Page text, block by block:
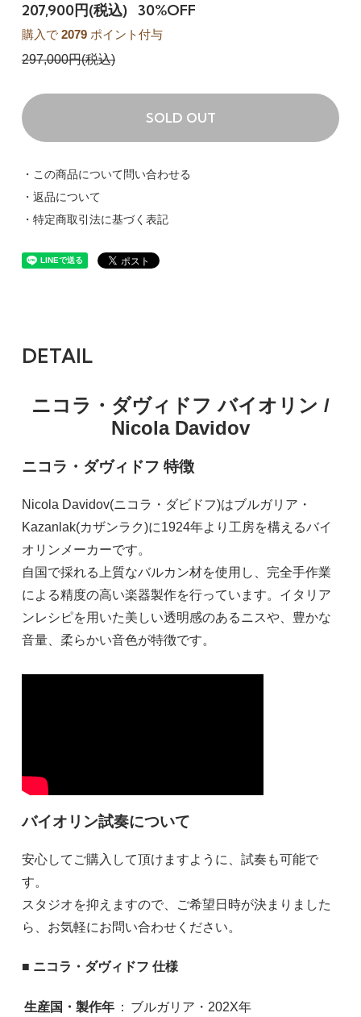
207,900円(税込) 30%OFF
購入で 2079ポイント付与
297,000円(税込)
SOLD OUT
・この商品について問い合わせる
・返品について
・特定商取引法に基づく表記
DETAIL
ニコラ・ダヴィドフ バイオリン /
Nicola Davidov
ニコラ・ダヴィドフ 特徴
Nicola Davidov(ニコラ・ダビドフ)はブルガリア・
Kazanlak(カザンラク)に1924年より工房を構えるバイ
オリンメーカーです。
自国で採れる上質なバルカン材を使用し、完全手作業
による精度の高い楽器製作を行っています。イタリア
ンレシピを用いた美しい透明感のあるニスや、豊かな
音量、柔らかい音色が特徴です。
バイオリン試奏について
安心してご購入して頂けますように、試奏も可能で
す。
スタジオを抑えますので、ご希望日時が決まりました
ら、お気軽にお問い合わせください。
■ ニコラ・ダヴィドフ 仕様
生産国・製作年 ： ブルガリア・202X年